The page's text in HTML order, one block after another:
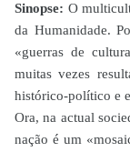
Sinopse: O
da Humanidade.
«guerras de
muitas vezes
histórico-político e
Ora, na actual
nação é um